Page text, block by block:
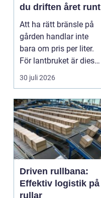
du driften året runt
Att ha rätt bränsle på
gården handlar inte
bara om pris per liter.
För lantbruket är diesel
en förut...
30 juli 2026
Driven rullbana:
Effektiv logistik på
rullar